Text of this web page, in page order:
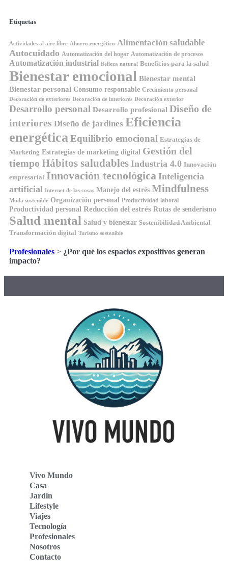
Etiquetas
Actividades al aire libre Ahorro energético Alimentación saludable
Autocuidado Automatización del hogar Automatización de procesos
Automatización industrial Belleza natural Beneficios para la salud
Bienestar emocional Bienestar mental
Bienestar personal Consumo responsable Crecimiento personal
Decoración de exteriores Decoración de interiores Decoración exterior
Desarrollo personal Desarrollo profesional Diseño de
interiores Diseño de jardines Eficiencia
energética Equilibrio emocional Estrategias de
Marketing Estrategias de marketing digital Gestión del
tiempo Hábitos saludables Industria 4.0 Innovación
empresarial Innovación tecnológica Inteligencia
artificial Internet de las cosas Manejo del estrés Mindfulness
Moda sostenible Organización personal Productividad laboral
Productividad personal Reducción del estrés Rutas de senderismo
Salud mental Salud y bienestar Sostenibilidad Ambiental
Transformación digital Turismo sostenible
Profesionales > ¿Por qué los espacios expositivos generan
impacto?
Vivo Mundo
Casa
Jardin
Lifestyle
Viajes
Tecnología
Profesionales
Nosotros
Contacto